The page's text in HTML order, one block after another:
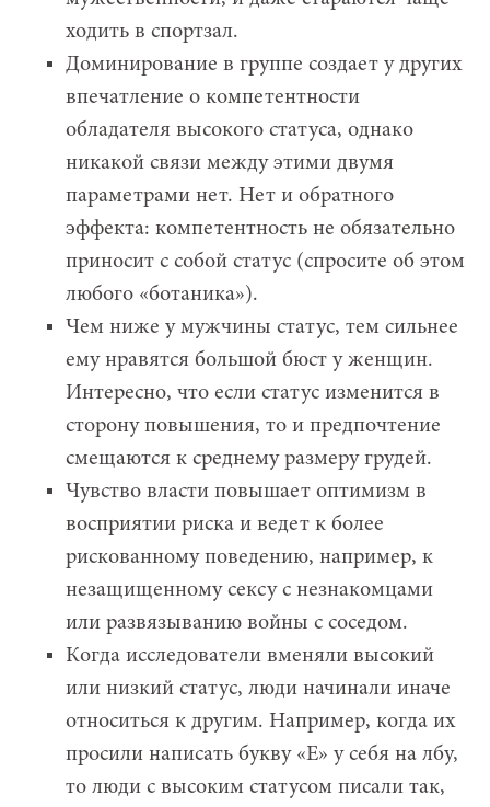
ходить в спортзал.
Доминирование в группе создает у других
впечатление о компетентности
обладателя высокого статуса, однако
никакой связи между этими двумя
параметрами нет. Нет и обратного
эффекта: компетентность не обязательно
приносит с собой статус (спросите об этом
любого «ботаника»).
Чем ниже у мужчины статус, тем сильнее
ему нравятся большой бюст у женщин.
Интересно, что если статус изменится в
сторону повышения, то и предпочтение
смещаются к среднему размеру грудей.
Чувство власти повышает оптимизм в
восприятии риска и ведет к более
рискованному поведению, например, к
незащищенному сексу с незнакомцами
или развязыванию войны с соседом.
Когда исследователи вменяли высокий
или низкий статус, люди начинали иначе
относиться к другим. Например, когда их
просили написать букву «Е» у себя на лбу,
то люди с высоким статусом писали так,